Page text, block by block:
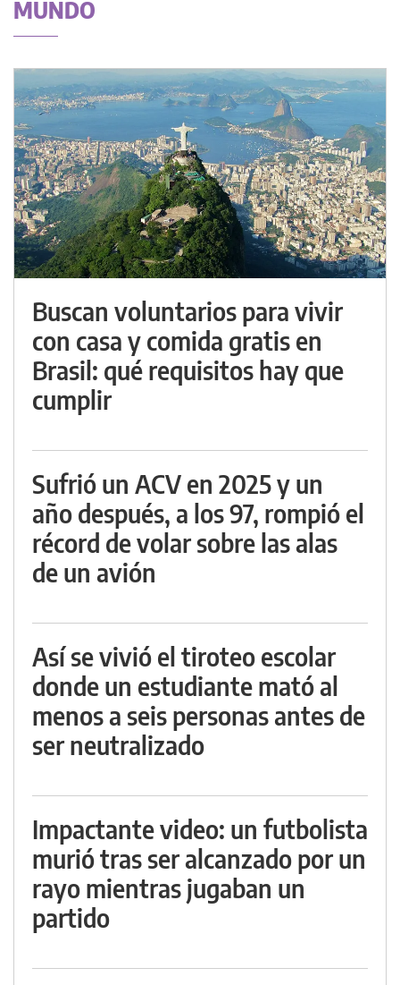
MUNDO
Buscan voluntarios para vivir
con casa y comida gratis en
Brasil: qué requisitos hay que
cumplir
Sufrió un ACV en 2025 y un
año después, a los 97, rompió el
récord de volar sobre las alas
de un avión
Así se vivió el tiroteo escolar
donde un estudiante mató al
menos a seis personas antes de
ser neutralizado
Impactante video: un futbolista
murió tras ser alcanzado por un
rayo mientras jugaban un
partido